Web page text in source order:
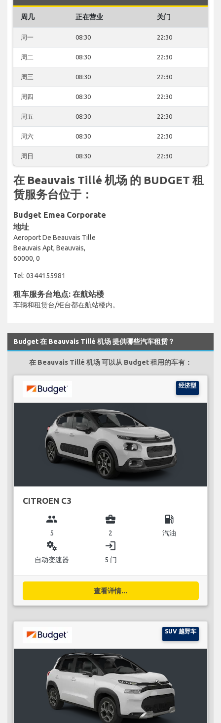
周几 正在营业 关门
周一 08:30 22:30
周二 08:30 22:30
周三 08:30 22:30
周四 08:30 22:30
周五 08:30 22:30
周六 08:30 22:30
周日 08:30 22:30
在 Beauvais Tillé 机场 的 BUDGET 租
赁服务台位于：
Budget Emea Corporate
地址
Aeroport De Beauvais Tille
Beauvais Apt, Beauvais,
60000, 0
Tel: 0344155981
租车服务台地点: 在航站楼
车辆和租赁台/柜台都在航站楼内。
Budget 在 Beauvais Tillé 机场 提供哪些汽车租赁？
在 Beauvais Tillé 机场 可以从 Budget 租用的车有：
经济型
CITROEN C3
group
5
business_center
2
local_gas_station
汽油
miscellaneous_services
自动变速器
login
5 门
查看详情...
SUV 越野车